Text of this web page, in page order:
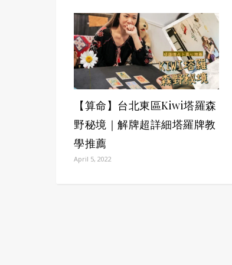
【算命】台北東區Kiwi塔羅森
野秘境｜解牌超詳細塔羅牌教
學推薦
April 5, 2022